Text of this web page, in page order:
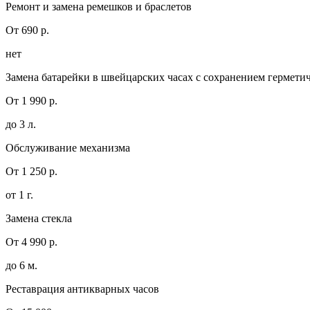
Ремонт и замена ремешков и браслетов
От 690 р.
нет
Замена батарейки в швейцарских часах с сохранением
От 1 990 р.
до 3 л.
Обслуживание механизма
От 1 250 р.
от 1 г.
Замена стекла
От 4 990 р.
до 6 м.
Реставрация антикварных часов